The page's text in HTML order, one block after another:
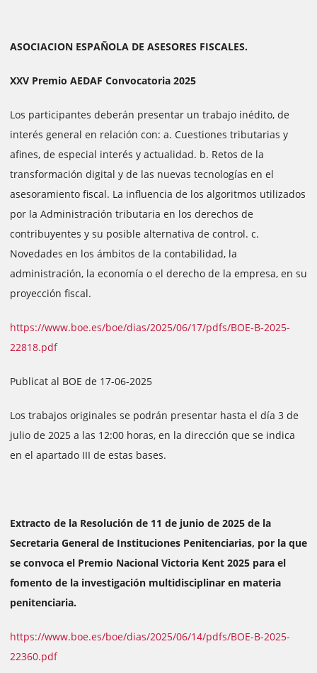
ASOCIACION ESPAÑOLA DE ASESORES FISCALES.
XXV Premio AEDAF Convocatoria 2025
Los participantes deberán presentar un trabajo inédito, de
interés general en relación con: a. Cuestiones tributarias y
afines, de especial interés y actualidad. b. Retos de la
transformación digital y de las nuevas tecnologías en el
asesoramiento fiscal. La influencia de los algoritmos utilizados
por la Administración tributaria en los derechos de
contribuyentes y su posible alternativa de control. c.
Novedades en los ámbitos de la contabilidad, la
administración, la economía o el derecho de la empresa, en su
proyección fiscal.
https://www.boe.es/boe/dias/2025/06/17/pdfs/BOE-B-2025-
22818.pdf
Publicat al BOE de 17-06-2025
Los trabajos originales se podrán presentar hasta el día 3 de
julio de 2025 a las 12:00 horas, en la dirección que se indica
en el apartado III de estas bases.
Extracto de la Resolución de 11 de junio de 2025 de la
Secretaria General de Instituciones Penitenciarias, por la que
se convoca el Premio Nacional Victoria Kent 2025 para el
fomento de la investigación multidisciplinar en materia
penitenciaria.
https://www.boe.es/boe/dias/2025/06/14/pdfs/BOE-B-2025-
22360.pdf